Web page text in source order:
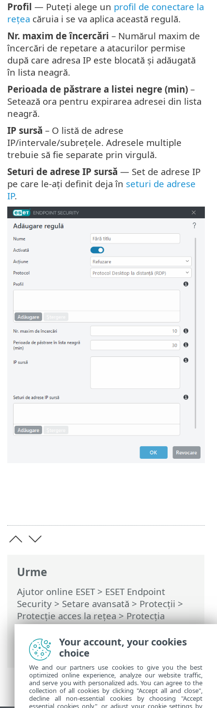
Urme
Ajutor online ESET> ESET Endpoint
Security > Setare avansată > Protecții >
Protecție acces la rețea>Protecția
împotriva atacurilor de rețea (IDS)>
Protecție împotriva atacurilor prin forță
brută> Reguli
Profil — Puteți alege un profil de conectare la
rețea căruia i se va aplica această regulă.
Nr. maxim de încercări – Numărul maxim de
încercări de repetare a atacurilor permise
după care adresa IP este blocată și adăugată
în lista neagră.
Perioada de păstrare a listei negre (min) –
Setează ora pentru expirarea adresei din lista
neagră.
IP sursă – O listă de adrese
IP/intervale/subrețele. Adresele multiple
trebuie să fie separate prin virgulă.
Seturi de adrese IP sursă — Set de adrese IP
pe care le-ați definit deja în seturi de adrese
IP.
Your account, your cookies
choice
We and our partners use cookies to give you the best
optimized online experience, analyze our website traffic,
and serve you with personalized ads. You can agree to the
collection of all cookies by clicking "Accept all and close",
decline all non-essential cookies by choosing "Accept
essential cookies only", or adjust your cookie settings by